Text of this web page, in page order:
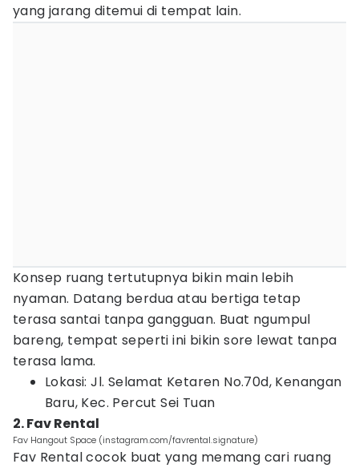
yang jarang ditemui di tempat lain.
Konsep ruang tertutupnya bikin main lebih
nyaman. Datang berdua atau bertiga tetap
terasa santai tanpa gangguan. Buat ngumpul
bareng, tempat seperti ini bikin sore lewat tanpa
terasa lama.
Lokasi: Jl. Selamat Ketaren No.70d, Kenangan
Baru, Kec. Percut Sei Tuan
2. Fav Rental
Fav Hangout Space (instagram.com/favrental.signature)
Fav Rental cocok buat yang memang cari ruang